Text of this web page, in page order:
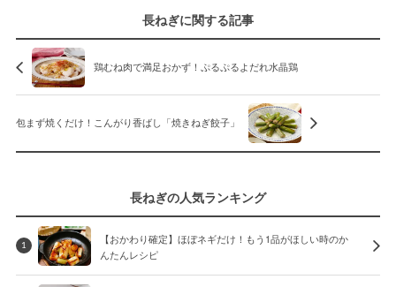
長ねぎに関する記事
鶏むね肉で満足おかず！ぷるぷるよだれ水晶鶏
包まず焼くだけ！こんがり香ばし「焼きねぎ餃子」
長ねぎの人気ランキング
1
【おかわり確定】ほぼネギだけ！もう1品がほしい時のか
んたんレシピ